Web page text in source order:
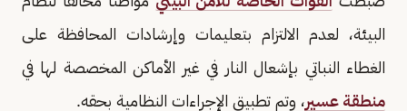
البيئة، لعدم الالتزام بتعليمات وإرشادات المحافظة على
الغطاء النباتي بإشعال النار في غير الأماكن المخصصة لها في
منطقة عسير، وتم تطبيق الإجراءات النظامية بحقه.